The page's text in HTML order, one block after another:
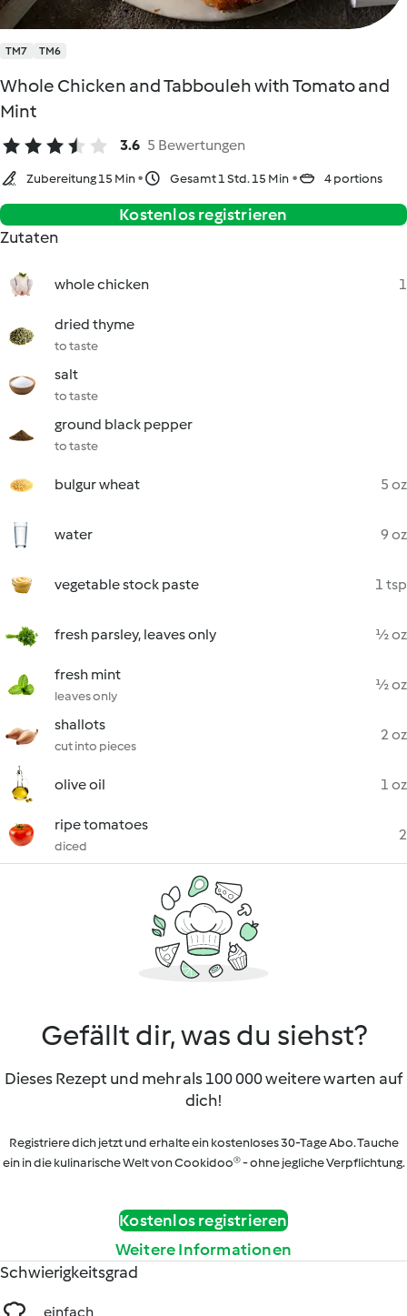
TM7 TM6
Whole Chicken and Tabbouleh with Tomato and
Mint
3.6 5 Bewertungen
Zubereitung 15 Min Gesamt 1 Std. 15 Min 4 portions
Kostenlos registrieren
Zutaten
whole chicken 1
dried thyme
to taste
salt
to taste
ground black pepper
to taste
bulgur wheat 5 oz
water 9 oz
vegetable stock paste 1 tsp
fresh parsley, leaves only ½ oz
fresh mint
leaves only
½ oz
shallots
cut into pieces
2 oz
olive oil 1 oz
ripe tomatoes
diced
2
Gefällt dir, was du siehst?
Dieses Rezept und mehr als 100 000 weitere warten auf
dich!
Registriere dich jetzt und erhalte ein kostenloses 30-Tage Abo. Tauche
ein in die kulinarische Welt von Cookidoo® - ohne jegliche Verpflichtung.
Kostenlos registrieren
Weitere Informationen
Schwierigkeitsgrad
einfach